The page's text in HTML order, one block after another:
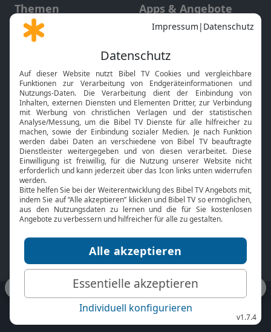
Themen
Gott und Bibel erklärt
Neuigkeiten
Apps & Angebote
Mobile App
Smart TV
HbbTV
Bibelthek Online-Bibel
Nächster Gottesdienst
Bibel TV
Über uns
Jobs
Mediadaten
Service
Kontakt
TV-Empfang
bibeltv.de: Impressum
Datenschutz
Nutzungsbedingungen